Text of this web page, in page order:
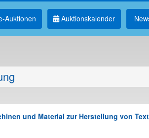
Auktionen Auktionskalender
und Material zur Herstellung von